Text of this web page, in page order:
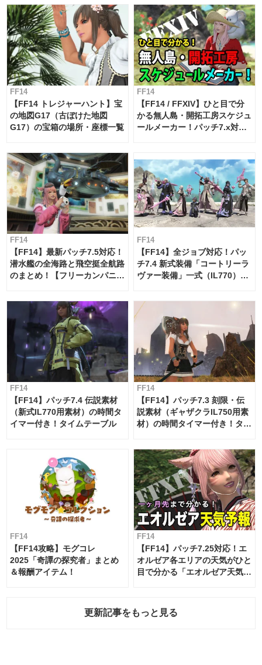
FF14
【FF14 トレジャーハント】宝
の地図G17（古ぼけた地図
G17）の宝箱の場所・座標一覧
FF14
【FF14 / FFXIV】ひと目で分
かる無人島・開拓工房スケジュ
ールメーカー！パッチ7.x対応
FF14
【FF14】最新パッチ7.5対応！
潜水艦の全海路と飛空挺全航路
のまとめ！【フリーカンパニ
FF14
【FF14】全ジョブ対応！パッ
チ7.4 新式装備「コートリーラ
ヴァー装備」一式（IL770）の
FF14
【FF14】パッチ7.4 伝説素材
（新式IL770用素材）の時間タ
イマー付き！タイムテーブル
FF14
【FF14】パッチ7.3 刻限・伝
説素材（ギャザクラIL750用素
材）の時間タイマー付き！タイ
FF14
【FF14攻略】モグコレ
2025「奇譚の探究者」まとめ
＆報酬アイテム！
FF14
【FF14】パッチ7.25対応！エ
オルゼア各エリアの天気がひと
目で分かる「エオルゼア天気予
更新記事をもっと見る